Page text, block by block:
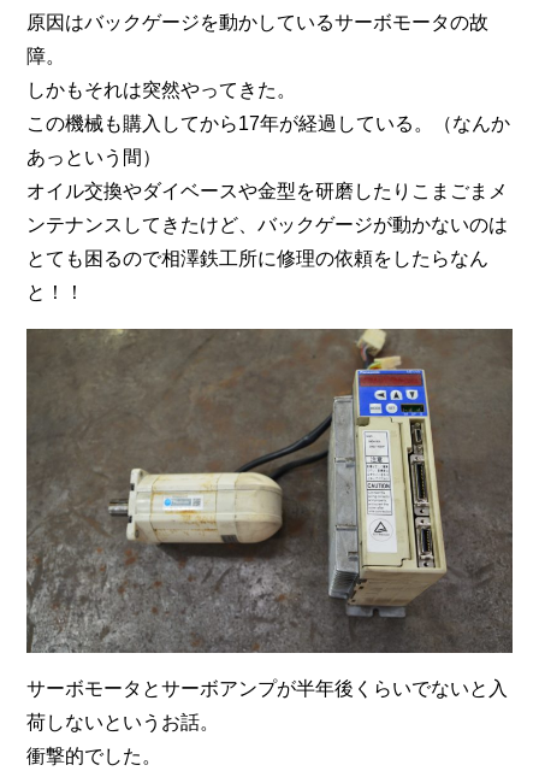
原因はバックゲージを動かしているサーボモータの故
障。
しかもそれは突然やってきた。
この機械も購入してから17年が経過している。（なんか
あっという間）
オイル交換やダイベースや金型を研磨したりこまごまメ
ンテナンスしてきたけど、バックゲージが動かないのは
とても困るので相澤鉄工所に修理の依頼をしたらなん
と！！
サーボモータとサーボアンプが半年後くらいでないと入
荷しないというお話。
衝撃的でした。